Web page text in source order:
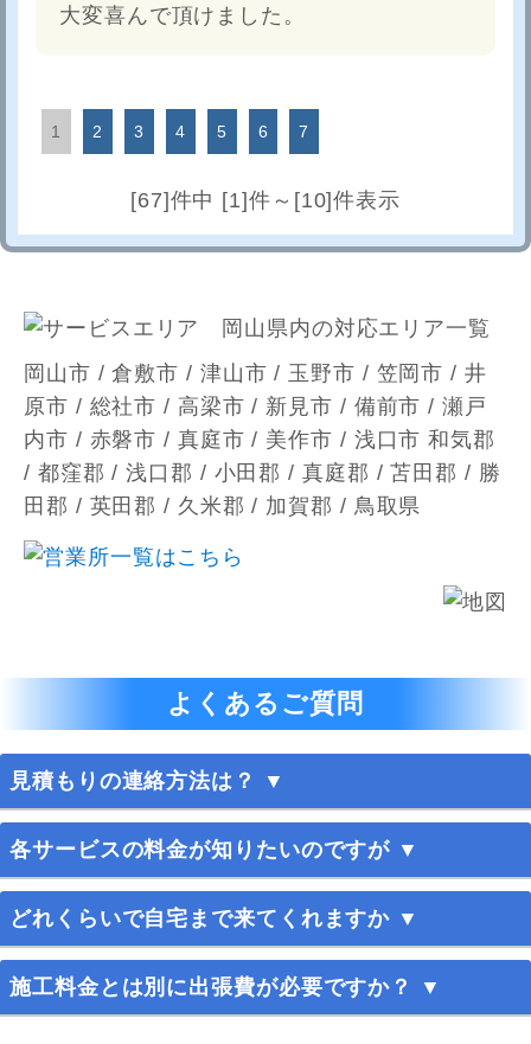
大変喜んで頂けました。
1 2 3 4 5 6 7
[67]件中 [1]件～[10]件表示
岡山市 / 倉敷市 / 津山市 / 玉野市 / 笠岡市 / 井
原市 / 総社市 / 高梁市 / 新見市 / 備前市 / 瀬戸
内市 / 赤磐市 / 真庭市 / 美作市 / 浅口市 和気郡
/ 都窪郡 / 浅口郡 / 小田郡 / 真庭郡 / 苫田郡 / 勝
田郡 / 英田郡 / 久米郡 / 加賀郡 / 鳥取県
よくあるご質問
見積もりの連絡方法は？ ▼
365日お電話、メールにて受け付けております。お
気軽にお問い合わせください。
各サービスの料金が知りたいのですが ▼
料金案内をご覧ください。
料金についてご不明な点がありましたらお気軽にお
問い合わせください。
どれくらいで自宅まで来てくれますか ▼
最短30分でお伺いいたします。
※お伺いさせていただく場所によりお時間を頂く場
施工料金とは別に出張費が必要ですか？ ▼